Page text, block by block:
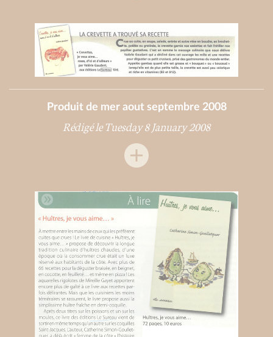
Produit de mer aout septembre 2008
Rédigé le Tuesday 8 January 2008